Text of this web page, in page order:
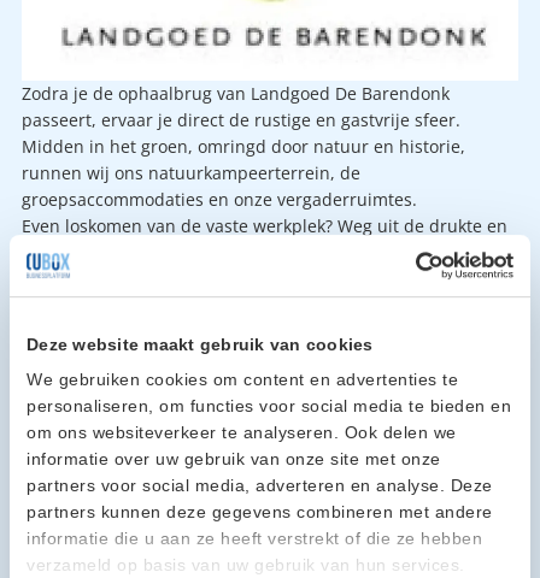
Deze website maakt gebruik van cookies
We gebruiken cookies om content en advertenties te
personaliseren, om functies voor social media te bieden en
om ons websiteverkeer te analyseren. Ook delen we
informatie over uw gebruik van onze site met onze
partners voor social media, adverteren en analyse. Deze
partners kunnen deze gegevens combineren met andere
informatie die u aan ze heeft verstrekt of die ze hebben
verzameld op basis van uw gebruik van hun services.
Zodra je de ophaalbrug van Landgoed De Barendonk
passeert, ervaar je direct de rustige en gastvrije sfeer.
Midden in het groen, omringd door natuur en historie,
runnen wij ons natuurkampeerterrein, de
groepsaccommodaties en onze vergaderruimtes.
Even loskomen van de vaste werkplek? Weg uit de drukte en
met volle focus werken aan wat écht belangrijk is? Onze
vergaderruimtes bieden de rust waar je naar op zoek bent.
Een plek waar je niet alleen productief kunt werken, maar
tijdens een vergaderbreak zo naar buiten en loop direct het
bos in voor een frisse wandeling. Want die combinatie van
focus en natuur werkt verrassend goed.
Of het nu gaat om een brainstormsessie, training of
meerdaagse MT- of OR-bijeenkomst: voor iedere zakelijke
bijeenkomst hebben wij een passende ruimte.
Benieuwd naar de mogelijkheden? Neem gerust contact met
ons op.
Contactpersoon: Tessa Hermanussen